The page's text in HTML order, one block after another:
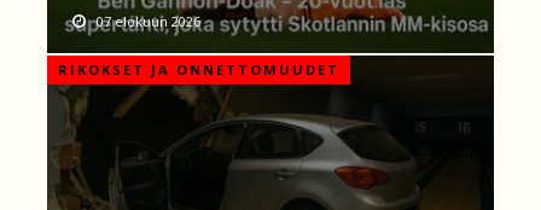
07 elokuun 2026
RIKOKSET JA ONNETTOMUUDET